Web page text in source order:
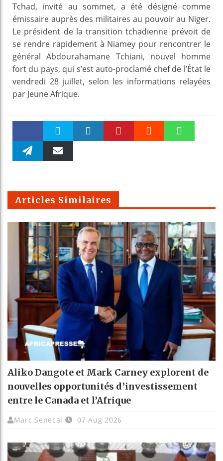
Tchad, invité au sommet, a été désigné comme
émissaire auprès des militaires au pouvoir au Niger.
Le président de la transition tchadienne prévoit de
se rendre rapidement à Niamey pour rencontrer le
général Abdourahamane Tchiani, nouvel homme
fort du pays, qui s’est auto-proclamé chef de l’État le
vendredi 28 juillet, selon les informations relayées
par Jeune Afrique.
Faceboo Twitter
m
Articles Similaires
Aliko Dangote et Mark Carney explorent de
nouvelles opportunités d’investissement
entre le Canada et l’Afrique
Marc Senecal 07 Aug 2026